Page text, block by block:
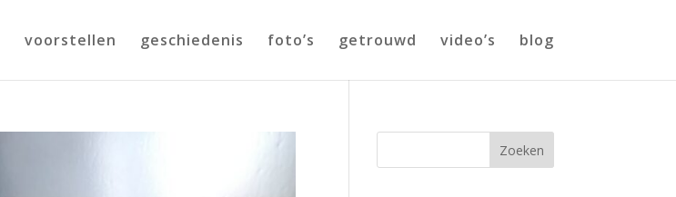
voorstellen geschiedenis foto’s getrouwd video’s blog
Zoeken